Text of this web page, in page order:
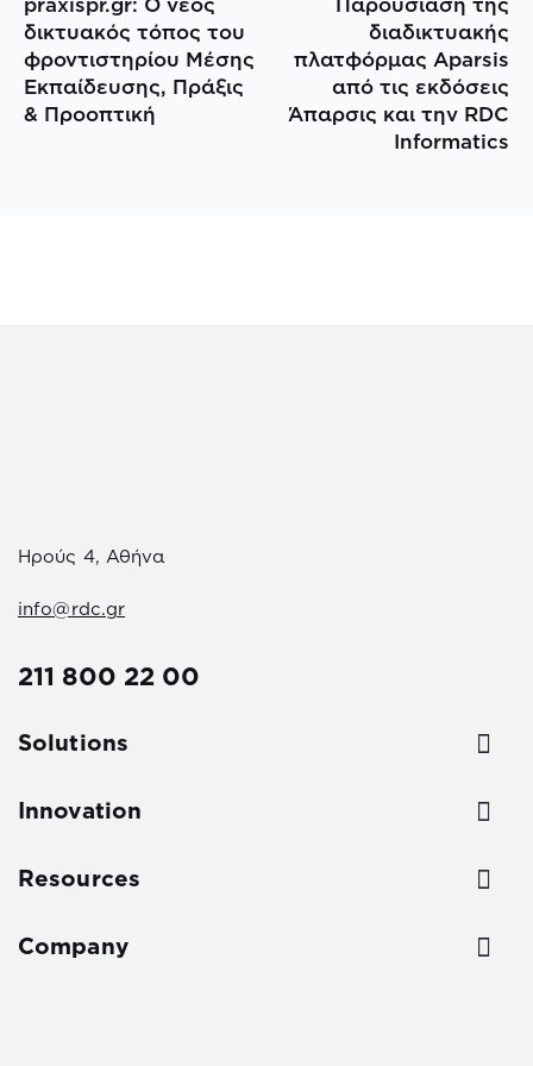
δικτυακός τόπος τoυ
φροντιστηρίου Μέσης
Εκπαίδευσης, Πράξις
& Προοπτική
διαδικτυακής
πλατφόρμας Aparsis
από τις εκδόσεις
Άπαρσις και την RDC
Informatics
Ηρούς 4, Αθήνα
info@rdc.gr
211 800 22 00
Solutions
Innovation
Resources
Company